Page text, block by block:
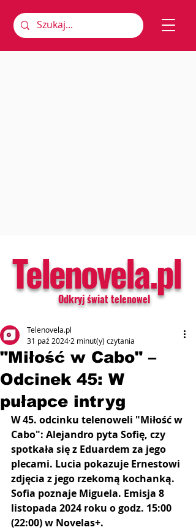
Telenovela.pl
Odkryj świat telenowel
"Miłość w Cabo" –
Odcinek 45: W
pułapce intryg
Telenovela.pl
31 paź 2024 2 minut(y) czytania
W 45. odcinku telenoweli "Miłość w
Cabo": Alejandro pyta Sofię, czy
spotkała się z Eduardem za jego
plecami. Lucia pokazuje Ernestowi
zdjęcia z jego rzekomą kochanką.
Sofia poznaje Miguela. Emisja 8
listopada 2024 roku o godz. 15:00
(22:00) w Novelas+.